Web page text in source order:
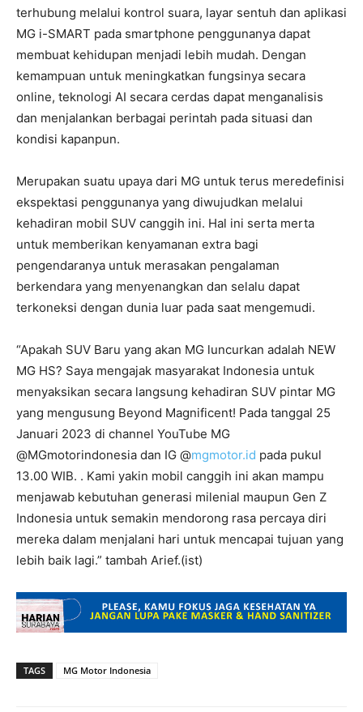
terhubung melalui kontrol suara, layar sentuh dan aplikasi
MG i-SMART pada smartphone penggunanya dapat
membuat kehidupan menjadi lebih mudah. Dengan
kemampuan untuk meningkatkan fungsinya secara
online, teknologi AI secara cerdas dapat menganalisis
dan menjalankan berbagai perintah pada situasi dan
kondisi kapanpun.
Merupakan suatu upaya dari MG untuk terus meredefinisi
ekspektasi penggunanya yang diwujudkan melalui
kehadiran mobil SUV canggih ini. Hal ini serta merta
untuk memberikan kenyamanan extra bagi
pengendaranya untuk merasakan pengalaman
berkendara yang menyenangkan dan selalu dapat
terkoneksi dengan dunia luar pada saat mengemudi.
“Apakah SUV Baru yang akan MG luncurkan adalah NEW
MG HS? Saya mengajak masyarakat Indonesia untuk
menyaksikan secara langsung kehadiran SUV pintar MG
yang mengusung Beyond Magnificent! Pada tanggal 25
Januari 2023 di channel YouTube MG
@MGmotorindonesia dan IG @mgmotor.id pada pukul
13.00 WIB. . Kami yakin mobil canggih ini akan mampu
menjawab kebutuhan generasi milenial maupun Gen Z
Indonesia untuk semakin mendorong rasa percaya diri
mereka dalam menjalani hari untuk mencapai tujuan yang
lebih baik lagi.” tambah Arief.(ist)
TAGS MG Motor Indonesia